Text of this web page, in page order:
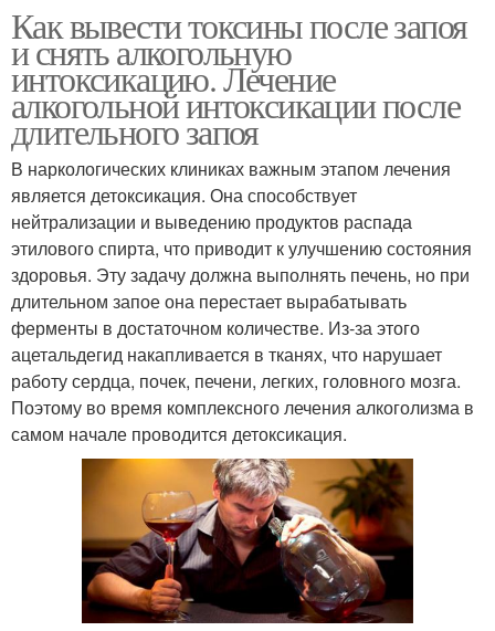
Как вывести токсины после запоя
и снять алкогольную
интоксикацию. Лечение
алкогольной интоксикации после
длительного запоя
В наркологических клиниках важным этапом лечения
является детоксикация. Она способствует
нейтрализации и выведению продуктов распада
этилового спирта, что приводит к улучшению состояния
здоровья. Эту задачу должна выполнять печень, но при
длительном запое она перестает вырабатывать
ферменты в достаточном количестве. Из-за этого
ацетальдегид накапливается в тканях, что нарушает
работу сердца, почек, печени, легких, головного мозга.
Поэтому во время комплексного лечения алкоголизма в
самом начале проводится детоксикация.